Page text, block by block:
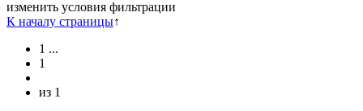
изменить условия фильтрации
К началу страницы↑
1 ...
1
из 1